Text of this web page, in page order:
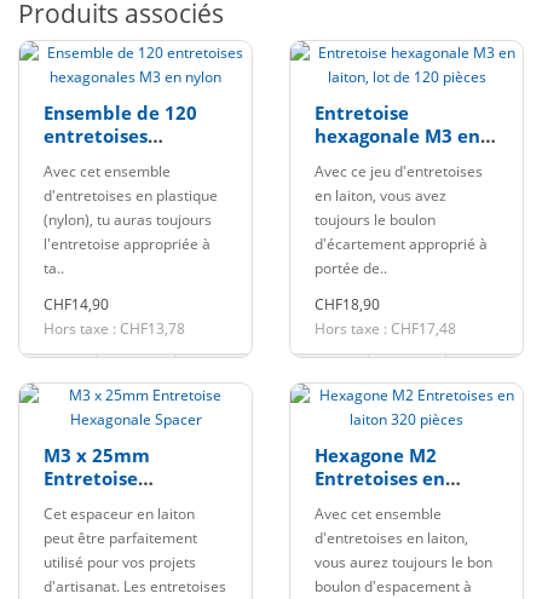
Produits associés
Ensemble de 120
entretoises
nylon
Avec cet ensemble
d'entretoises en plastique
(nylon), tu auras toujours
l'entretoise appropriée à
ta..
CHF14,90
Hors taxe : CHF13,78
Entretoise
hexagonale M3 en
pièces
Avec ce jeu d'entretoises
en laiton, vous avez
toujours le boulon
d'écartement approprié à
portée de..
CHF18,90
Hors taxe : CHF17,48
M3 x 25mm
Entretoise
Cet espaceur en laiton
peut être parfaitement
utilisé pour vos projets
d'artisanat. Les entretoises
Hexagone M2
Entretoises en
Avec cet ensemble
d'entretoises en laiton,
vous aurez toujours le bon
boulon d'espacement à